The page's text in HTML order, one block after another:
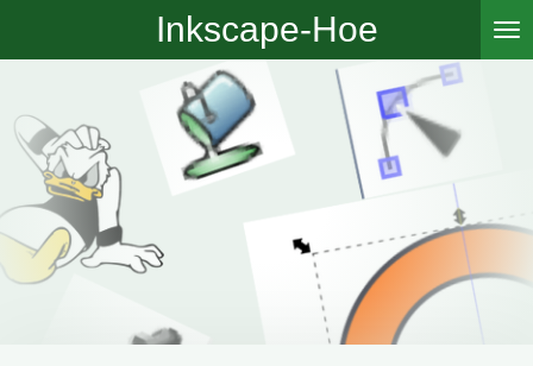
hoofdinhoud
Inkscape-Hoe